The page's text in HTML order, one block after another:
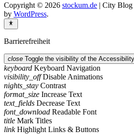
Copyright © 2026 stockum.de | City Blog
by WordPress.
Barrierefreiheit
close Toggle the visibility of the
keyboard Keyboard Navigation
visibility_off Disable Animations
nights_stay Contrast
format_size Increase Text
text_fields Decrease Text
font_download Readable Font
title Mark Titles
link Highlight Links & Buttons